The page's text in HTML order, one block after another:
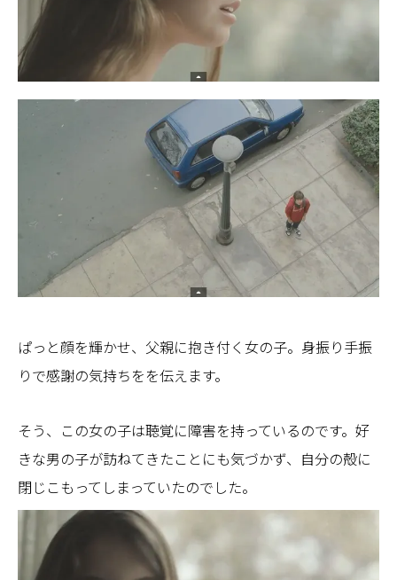
ぱっと顔を輝かせ、父親に抱き付く女の子。身振り手振
りで感謝の気持ちをを伝えます。
そう、この女の子は聴覚に障害を持っているのです。好
きな男の子が訪ねてきたことにも気づかず、自分の殻に
閉じこもってしまっていたのでした。